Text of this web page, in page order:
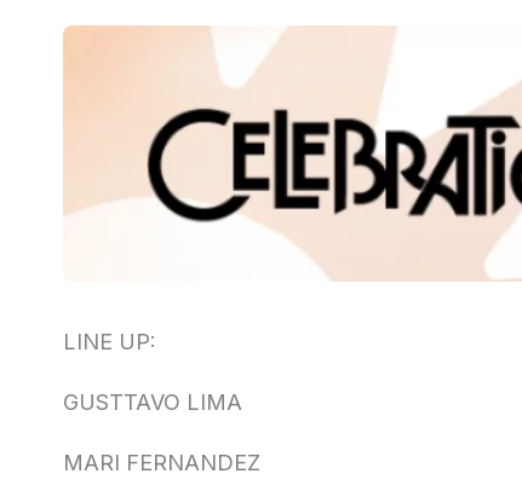
LINE UP:
GUSTTAVO LIMA
MARI FERNANDEZ